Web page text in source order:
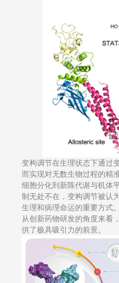
变构调节在生理状态下通过
而实现对无数生物过程的精
细胞分化到新陈代谢与机体
制无处不在，变构调节被认
生理和病理命运的重要方式。
从创新药物研发的角度来看
供了极具吸引力的前景。